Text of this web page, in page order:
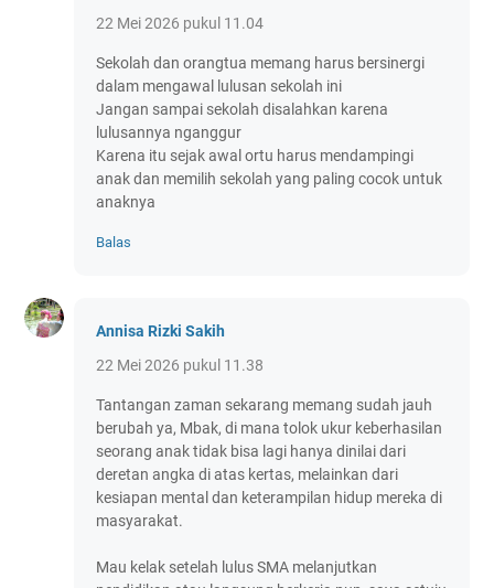
22 Mei 2026 pukul 11.04
Sekolah dan orangtua memang harus bersinergi
dalam mengawal lulusan sekolah ini
Jangan sampai sekolah disalahkan karena
lulusannya nganggur
Karena itu sejak awal ortu harus mendampingi
anak dan memilih sekolah yang paling cocok untuk
anaknya
Balas
Annisa Rizki Sakih
22 Mei 2026 pukul 11.38
Tantangan zaman sekarang memang sudah jauh
berubah ya, Mbak, di mana tolok ukur keberhasilan
seorang anak tidak bisa lagi hanya dinilai dari
deretan angka di atas kertas, melainkan dari
kesiapan mental dan keterampilan hidup mereka di
masyarakat.
Mau kelak setelah lulus SMA melanjutkan